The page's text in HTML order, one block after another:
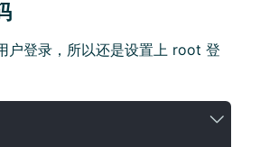
户登录，所以还是设置上 root 登